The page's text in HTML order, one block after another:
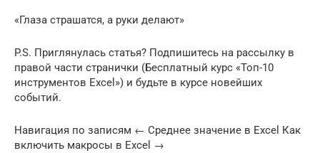
«Глаза страшатся, а руки делают»
P.S. Приглянулась статья? Подпишитесь на рассылку в
правой части странички (Бесплатный курс «Топ-10
инструментов Excel») и будьте в курсе новейших
событий.
Навигация по записям ← Среднее значение в Excel Как
включить макросы в Excel →